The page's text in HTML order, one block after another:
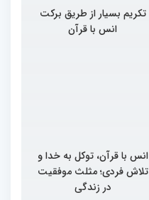
تکریم بسیار از طریق برکت
انس با قرآن
انس با قرآن، توکل به خدا و
تلاش فردی؛ مثلث موفقیت
در زندگی